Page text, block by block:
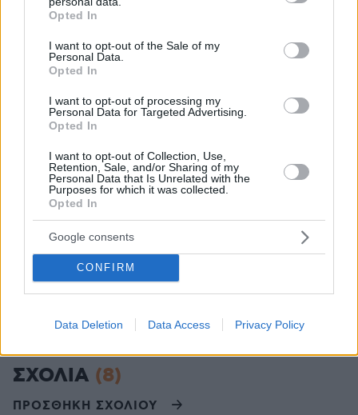
grant or deny consent to Google and its third-party tags to
use your data for below specified purposes in below Google
consent section.
Opted In
I want to opt-out of the Sale of my
Personal Data.
Opted In
I want to opt-out of processing my
Personal Data for Targeted Advertising.
Opted In
I want to opt-out of Collection, Use,
Retention, Sale, and/or Sharing of my
Personal Data that Is Unrelated with the
Purposes for which it was collected.
Opted In
Google consents
CONFIRM
Data Deletion Data Access Privacy Policy
Δύο αναβαθμισμένα drones η νέα δωρεά Αθαν.
Μητσοτάκη η τελετή στην ΑΣΔΕΝ, δείτε
φωτογραφίες
Η κυνική ομολογία του 21χρονου για τη
δολοφονία στη Λάρισα και η ψυχραιμία του
μετά το έγκλημα - Έβγαλε βόλτα τα σκυλιά του
αφού σκότωσε τη μητέρα του
Ακολουθήστε το protothema.gr στο Google News
και μάθετε πρώτοι όλες τις ειδήσεις
Δείτε όλες τις τελευταίεςΕιδήσεις
Protothema.gr
ΣΧΟΛΙΑ (8)
ΠΡΟΣΘΗΚΗ ΣΧΟΛΙΟΥ